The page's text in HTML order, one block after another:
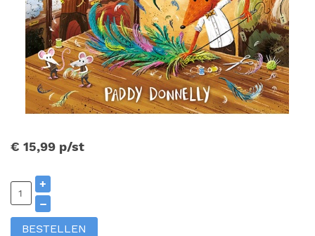
€ 15,99 p/st
+
–
BESTELLEN